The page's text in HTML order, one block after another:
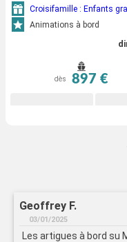
Croisifamille : Enfants
Animations à bord
dès 897 €
Geoffrey F.
03/01/2025
Les artigues à bord su